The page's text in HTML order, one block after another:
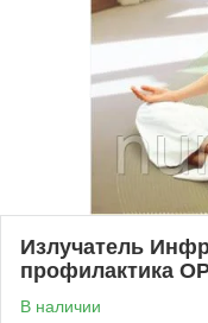
Излучатель
профилактика
В наличии